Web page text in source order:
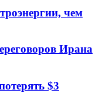
чем
Ирана
$3